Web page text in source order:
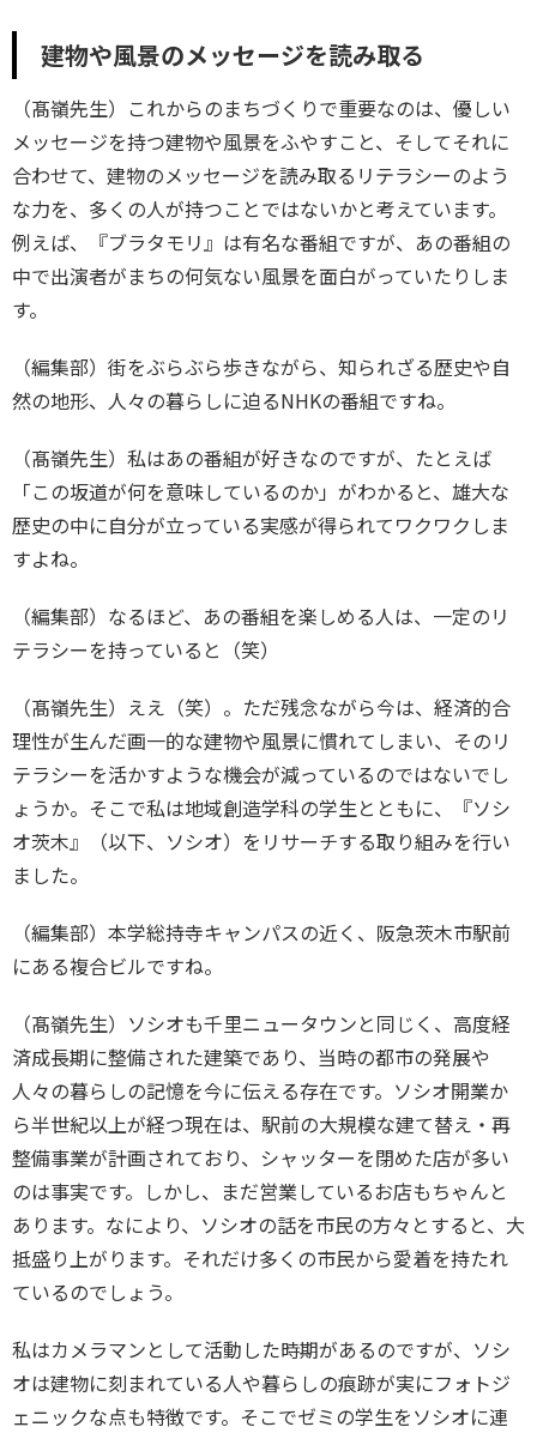
建物や風景のメッセージを読み取る
（髙嶺先生）これからのまちづくりで重要なのは、優しい
メッセージを持つ建物や風景をふやすこと、そしてそれに
合わせて、建物のメッセージを読み取るリテラシーのよう
な力を、多くの人が持つことではないかと考えています。
例えば、『ブラタモリ』は有名な番組ですが、あの番組の
中で出演者がまちの何気ない風景を面白がっていたりしま
す。
（編集部）街をぶらぶら歩きながら、知られざる歴史や自
然の地形、人々の暮らしに迫るNHKの番組ですね。
（髙嶺先生）私はあの番組が好きなのですが、たとえば
「この坂道が何を意味しているのか」がわかると、雄大な
歴史の中に自分が立っている実感が得られてワクワクしま
すよね。
（編集部）なるほど、あの番組を楽しめる人は、一定のリ
テラシーを持っていると（笑）
（髙嶺先生）ええ（笑）。ただ残念ながら今は、経済的合
理性が生んだ画一的な建物や風景に慣れてしまい、そのリ
テラシーを活かすような機会が減っているのではないでし
ょうか。そこで私は地域創造学科の学生とともに、『ソシ
オ茨木』（以下、ソシオ）をリサーチする取り組みを行い
ました。
（編集部）本学総持寺キャンパスの近く、阪急茨木市駅前
にある複合ビルですね。
（髙嶺先生）ソシオも千里ニュータウンと同じく、高度経
済成長期に整備された建築であり、当時の都市の発展や
人々の暮らしの記憶を今に伝える存在です。ソシオ開業か
ら半世紀以上が経つ現在は、駅前の大規模な建て替え・再
整備事業が計画されており、シャッターを閉めた店が多い
のは事実です。しかし、まだ営業しているお店もちゃんと
あります。なにより、ソシオの話を市民の方々とすると、大
抵盛り上がります。それだけ多くの市民から愛着を持たれ
ているのでしょう。
私はカメラマンとして活動した時期があるのですが、ソシ
オは建物に刻まれている人や暮らしの痕跡が実にフォトジ
ェニックな点も特徴です。そこでゼミの学生をソシオに連